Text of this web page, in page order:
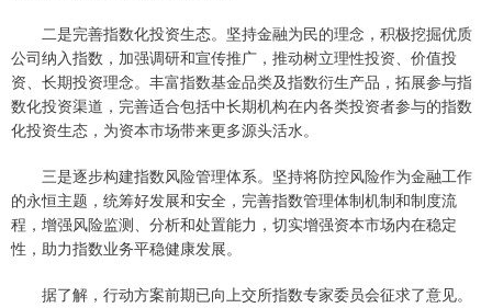
二是完善指数化投资生态。坚持金融为民的理念，积极挖掘优质
公司纳入指数，加强调研和宣传推广，推动树立理性投资、价值投
资、长期投资理念。丰富指数基金品类及指数衍生产品，拓展参与指
数化投资渠道，完善适合包括中长期机构在内各类投资者参与的指数
化投资生态，为资本市场带来更多源头活水。
三是逐步构建指数风险管理体系。坚持将防控风险作为金融工作
的永恒主题，统筹好发展和安全，完善指数管理体制机制和制度流
程，增强风险监测、分析和处置能力，切实增强资本市场内在稳定
性，助力指数业务平稳健康发展。
据了解，行动方案前期已向上交所指数专家委员会征求了意见。